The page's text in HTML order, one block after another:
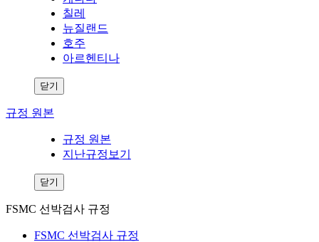
칠레
뉴질랜드
호주
아르헨티나
닫기
규정 원본
규정 원본
지난규정보기
닫기
FSMC 선박검사 규정
FSMC 선박검사 규정